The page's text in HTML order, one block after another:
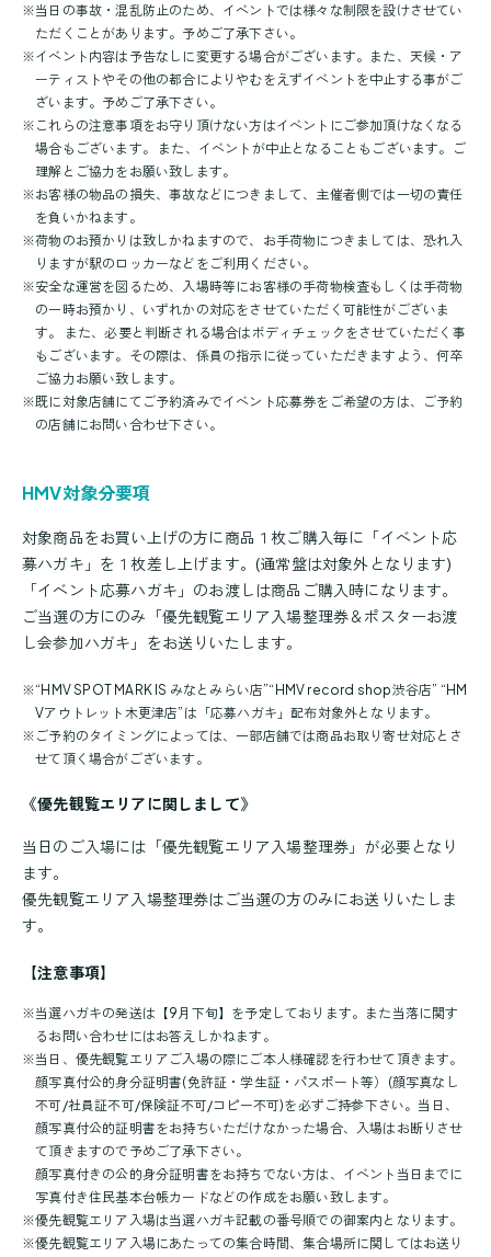
※当日の事故・混乱防止のため、イベントでは様々な制限を設けさせてい
ただくことがあります。予めご了承下さい。
※イベント内容は予告なしに変更する場合がございます。また、天候・ア
ーティストやその他の都合によりやむをえずイベントを中止する事がご
ざいます。予めご了承下さい。
※ これらの注意事項をお守り頂けない方はイベントにご参加頂けなくなる
場合もございます。 また、イベントが中止となることもございます。ご
理解とご協力をお願い致します。
※お客様の物品の損失、事故などにつきまして、主催者側では一切の責任
を負いかねます。
※荷物のお預かりは致しかねますので、お手荷物につきましては、恐れ入
りますが駅のロッカーなどをご利用ください。
※安全な運営を図るため、入場時等にお客様の手荷物検査もしくは手荷物
の一時お預かり、いずれかの対応をさせていただく可能性がございま
す。 また、必要と判断される場合はボディチェックをさせていただく事
もございます。その際は、係員の指示に従っていただきますよう、何卒
ご協力お願い致します。
※既に対象店舗にてご予約済みでイベント応募券をご希望の方は、ご予約
の店舗にお問い合わせ下さい。
HMV対象分要項
対象商品をお買い上げの方に商品１枚ご購入毎に「イベント応
募ハガキ」を１枚差し上げます。(通常盤は対象外となります)
「イベント応募ハガキ」のお渡しは商品ご購入時になります。
ご当選の方にのみ「優先観覧エリア入場整理券＆ポスターお渡
し会参加ハガキ」をお送りいたします。
※“HMV SPOT MARK IS みなとみらい店”“HMV record shop渋谷店” “HM
Vアウトレット木更津店”は「応募ハガキ」配布対象外となります。
※ ご予約のタイミングによっては、一部店舗では商品お取り寄せ対応とさ
せて頂く場合がございます。
《優先観覧エリアに関しまして》
当日のご入場には「優先観覧エリア入場整理券」が必要となり
ます。
優先観覧エリア入場整理券はご当選の方のみにお送りいたしま
す。
【注意事項】
※当選ハガキの発送は【9月下旬】を予定しております。また当落に関す
るお問い合わせにはお答えしかねます。
※当日、優先観覧エリアご入場の際にご本人様確認を行わせて頂きます。
顔写真付公的身分証明書(免許証・学生証・パスポート等）(顔写真なし
不可/社員証不可/保険証不可/コピー不可)を必ずご持参下さい。当日、
顔写真付公的証明書をお持ちいただけなかった場合、入場はお断りさせ
て頂きますので予めご了承下さい。
顔写真付きの公的身分証明書をお持ちでない方は、イベント当日までに
写真付き住民基本台帳カードなどの作成をお願い致します。
※優先観覧エリア入場は当選ハガキ記載の番号順での御案内となります。
※優先観覧エリア入場にあたっての集合時間、集合場所に関してはお送り